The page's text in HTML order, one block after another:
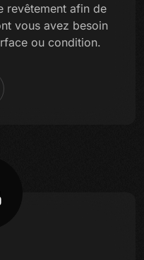
revêtement afin de
vous avez besoin
ou condition.